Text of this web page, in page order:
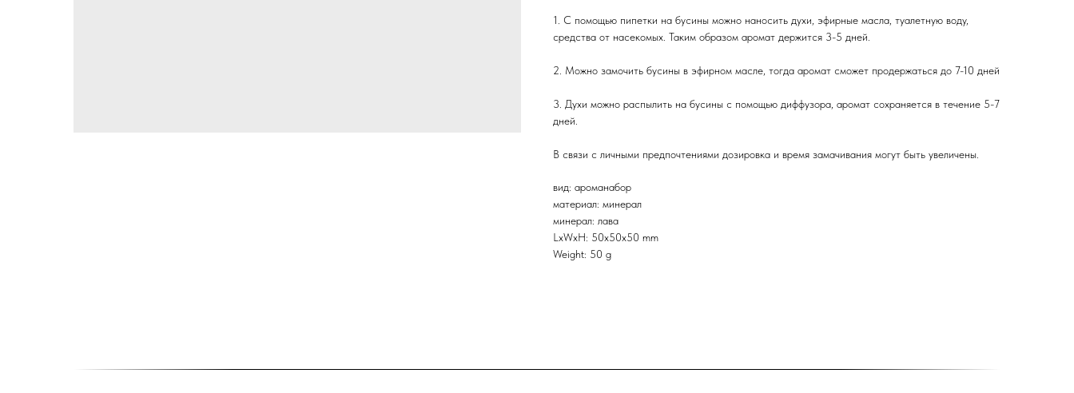
1. С помощью пипетки на бусины можно наносить духи, эфирные масла, туалетную воду,
средства от насекомых. Таким образом аромат держится 3-5 дней.
2. Можно замочить бусины в эфирном масле, тогда аромат сможет продержаться до 7-10 дней
3. Духи можно распылить на бусины с помощью диффузора, аромат сохраняется в течение 5-7
дней.
В связи с личными предпочтениями дозировка и время замачивания могут быть увеличены.
вид: ароманабор
материал: минерал
минерал: лава
LxWxH: 50x50x50 mm
Weight: 50 g